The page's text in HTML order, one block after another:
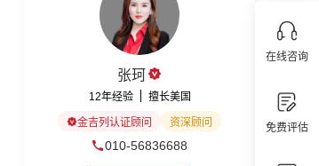
在线咨询
免费评估
张珂
12年经验 擅长美国
金吉列认证顾问 资深顾问
010-56836688